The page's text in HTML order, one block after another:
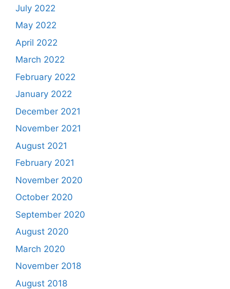
July 2022
May 2022
April 2022
March 2022
February 2022
January 2022
December 2021
November 2021
August 2021
February 2021
November 2020
October 2020
September 2020
August 2020
March 2020
November 2018
August 2018